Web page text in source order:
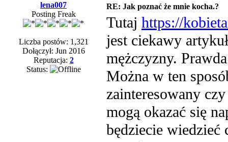
lena007
Posting Freak
Liczba postów: 1,321
Dołączył: Jun 2016
Reputacja: 2
Status:
RE: Jak poznać że mnie kocha.?
Tutaj https://
jest ciekawy
mężczyzny.
Można w ten
zainteresowany
mogą okazać się
będziecie wiedzieć